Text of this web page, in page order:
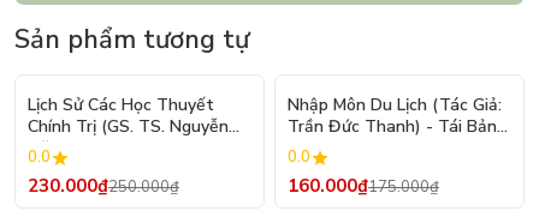
Sản phẩm tương tự
Lịch Sử Các Học Thuyết
Chính Trị (GS. TS. Nguyễn
Đăng Dung)
0.0
230.000₫250.000₫
- 9%
Nhập Môn Du Lịch (Tác Giả:
Trần Đức Thanh) - Tái Bản
2026
0.0
160.000₫175.000₫